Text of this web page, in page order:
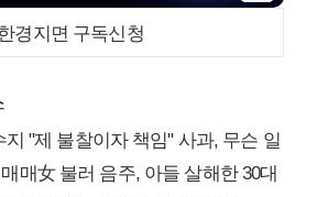
경지면 구독신청
"제 불찰이자 책임" 사과, 무슨 일
매女 불러 음주, 아들 살해한 30대